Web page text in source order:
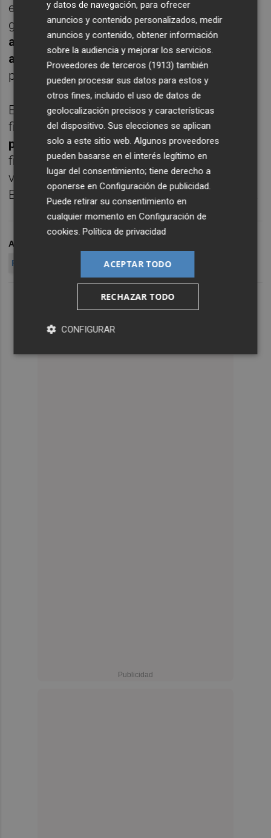
está sujeto a mucha volatilidad. En líneas
generales, consiste enpedir prestadas
acciones de una entidad a cambio de un
alquiler con la intención de venderlas
posteriormente recomprarlas más baratas.
En agosto de 2011, en el marco de la crisis
financiera,la CNMV prohibió la toma de
posiciones cortassobre valores del sector
financiero con objeto de atajar la extrema
volatilidad que atravesaban los mercados.
Este veto se extendió hasta febrero de 2012.
ARCHIVADO EN
POSICIONES CORTAS BANCA
y datos de navegación, para ofrecer
anuncios y contenido personalizados, medir
anuncios y contenido, obtener información
sobre la audiencia y mejorar los servicios.
Proveedores de terceros (1913) también
pueden procesar sus datos para estos y
otros fines, incluido el uso de datos de
geolocalización precisos y características
del dispositivo. Sus elecciones se aplican
solo a este sitio web. Algunos proveedores
pueden basarse en el interés legítimo en
lugar del consentimiento; tiene derecho a
oponerse enConfiguración de publicidad.
Puede retirar su consentimiento en
cualquier momento enConfiguración de
cookies.Política de privacidad
ACEPTAR TODO
RECHAZAR TODO
CONFIGURAR